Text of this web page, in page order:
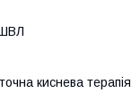
ШВЛ
киснева терапія